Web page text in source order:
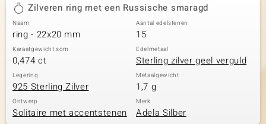
Zilveren ring met een Russische smaragd
Naam
ring - 22x20 mm
Aantal edelstenen
15
Karaatgewicht som
0,474 ct
Edelmetaal
Sterling zilver geel verguld
Legering
925 Sterling Zilver
Metaalgewicht
1,7 g
Ontwerp
Solitaire met accentstenen
Merk
Adela Silber